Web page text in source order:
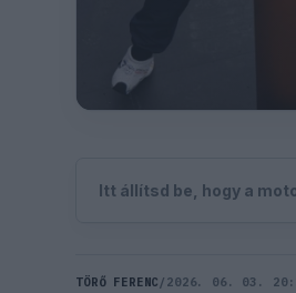
Itt állítsd be, hogy a
TÖRŐ FERENC / 2026. 06. 03.